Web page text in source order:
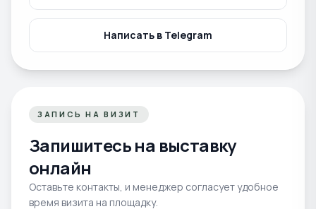
Написать в Telegram
ЗАПИСЬ НА ВИЗИТ
Запишитесь на выставку
онлайн
Оставьте контакты, и менеджер согласует удобное
время визита на площадку.